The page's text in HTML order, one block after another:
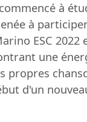
à
à
ESC
une
propres
d'un